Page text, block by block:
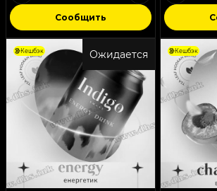
Сообщить
Ожидается
Кешбэк Кешбэк